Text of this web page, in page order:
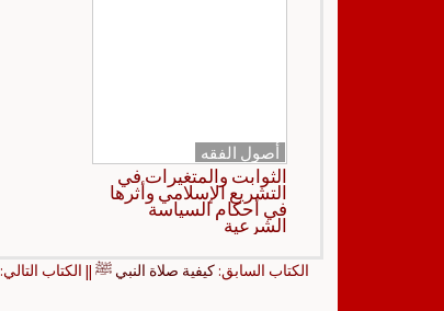
أصول الفقه
الثوابت والمتغيرات في
التشريع الإسلامي وأثرها
في أحكام السياسة
الشرعية
الكتاب السابق: كيفية صلاة النبي ﷺ|| الكتاب التالي: